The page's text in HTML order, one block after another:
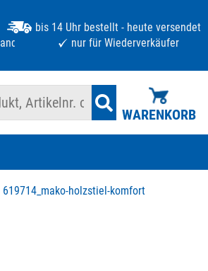
bis 14 Uhr bestellt - heute versendet
ab 125 €
nur für Wiederverkäufer
WARENKORB
619714_mako-holzstiel-komfort